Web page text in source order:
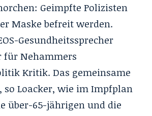
Geimpfte Polizisten
Maske befreit werden.
Gesundheitssprecher
für Nehammers
Kritik. Das gemeinsame
so Loacker, wie im Impfplan
über-65-jährigen und die